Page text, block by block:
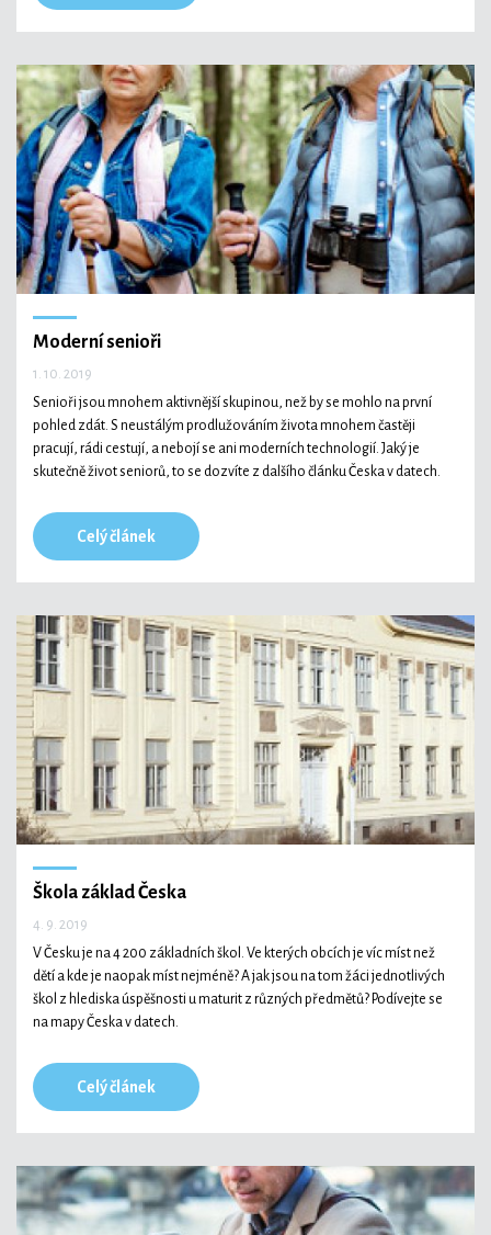
Moderní senioři
1. 10. 2019
Senioři jsou mnohem aktivnější skupinou, než by se mohlo na první
pohled zdát. S neustálým prodlužováním života mnohem častěji
pracují, rádi cestují, a nebojí se ani moderních technologií. Jaký je
skutečně život seniorů, to se dozvíte z dalšího článku Česka v datech.
Celý článek
Škola základ Česka
4. 9. 2019
V Česku je na 4 200 základních škol. Ve kterých obcích je víc míst než
dětí a kde je naopak míst nejméně? A jak jsou na tom žáci jednotlivých
škol z hlediska úspěšnosti u maturit z různých předmětů? Podívejte se
na mapy Česka v datech.
Celý článek